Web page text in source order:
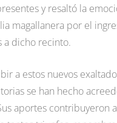
y resaltó la
magallanera por el
a dicho recinto.
a estos nuevos
se han hecho
aportes contribuyeron